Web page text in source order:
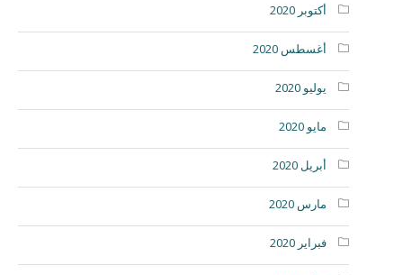
أكتوبر 2020
أغسطس 2020
يوليو 2020
مايو 2020
أبريل 2020
مارس 2020
فبراير 2020